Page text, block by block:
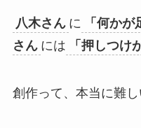
八木さん に 「何かが
さん には 「押しつけ
創作って、本当に難し